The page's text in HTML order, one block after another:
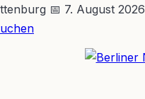
📅 7. August 2026